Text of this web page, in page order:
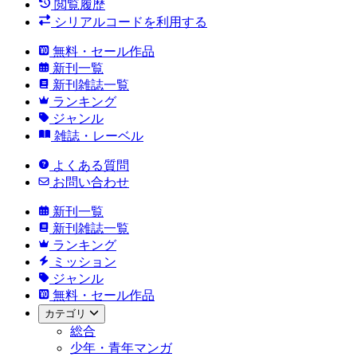
閲覧履歴
シリアルコードを利用する
無料・セール作品
新刊一覧
新刊雑誌一覧
ランキング
ジャンル
雑誌・レーベル
よくある質問
お問い合わせ
新刊一覧
新刊雑誌一覧
ランキング
ミッション
ジャンル
無料・セール作品
カテゴリ
総合
少年・青年マンガ